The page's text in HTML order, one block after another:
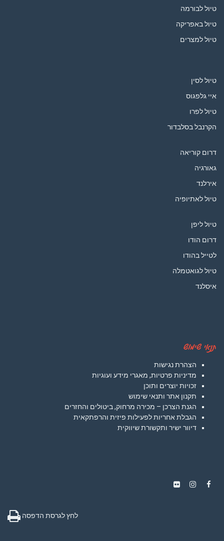
טיול לבורמה
טיול באפריקה
טיול למצרים
טיול לסין
איי גלפגוס
טיול לפרו
הקרנבל בסלבדור
דרום קוריאה
גאורגיה
אירלנד
טיול לאתיופיה
טיול ליפן
דרום הודו
לטייל בהודו
טיול לגואטמלה
איסלנד
תנאי שימוש
הצהרת נגישות
מדיניות פרטיות, מאגרי מידע ועוגיות
זכויות יוצרים ותוכן
תקנון אתר ותנאי שימוש
הגנת הצרכן – מכירה מרחוק, ביטולים והחזרים
הגבלת אחריות לפעילות פיזית והרפתקאית
דיוור ישיר ותקשורת שיווקית
לחץ לגרסת הדפסה